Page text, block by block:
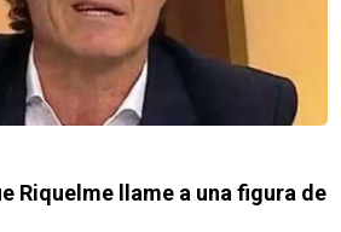
Riquelme llame a una figura de